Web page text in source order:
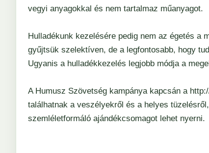
vegyi anyagokkal és nem tartalmaz műanyagot.
Hulladékunk kezelésére pedig nem az égetés a
gyűjtsük szelektíven, de a legfontosabb, hogy
Ugyanis a hulladékkezelés legjobb módja a
A Humusz Szövetség kampánya kapcsán a
találhatnak a veszélyekről és a helyes
szemléletformáló ajándékcsomagot lehet nyerni.